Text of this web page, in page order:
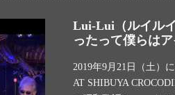
Lui-Lui（ルイル
ったって僕らはア
2019年9月21日（土）
AT SHIBUYA